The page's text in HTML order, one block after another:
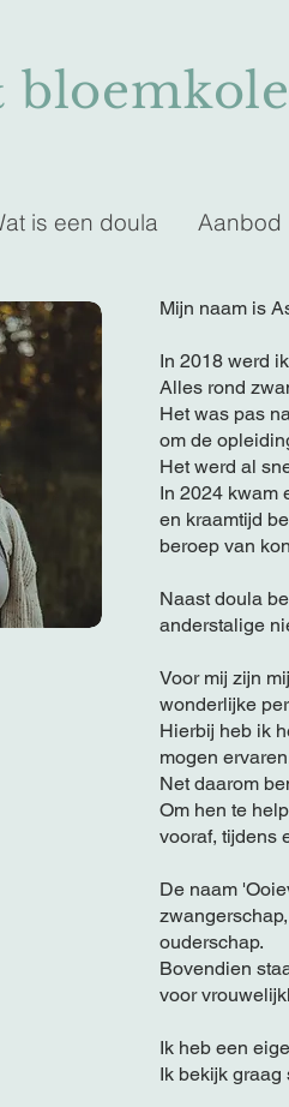
is een doula Aanbod
Mijn naam is
In 2018 werd
Alles rond
Het was pas
om de
Het werd al
In 2024 kwam
en kraamtijd
beroep van
Naast doula
anderstalige
Voor mij zijn
wonderlijke
Hierbij heb ik
mogen
Net daarom
Om hen te
vooraf, tijdens
De naam
ouderschap.
Bovendien
voor
Ik heb een
Ik bekijk